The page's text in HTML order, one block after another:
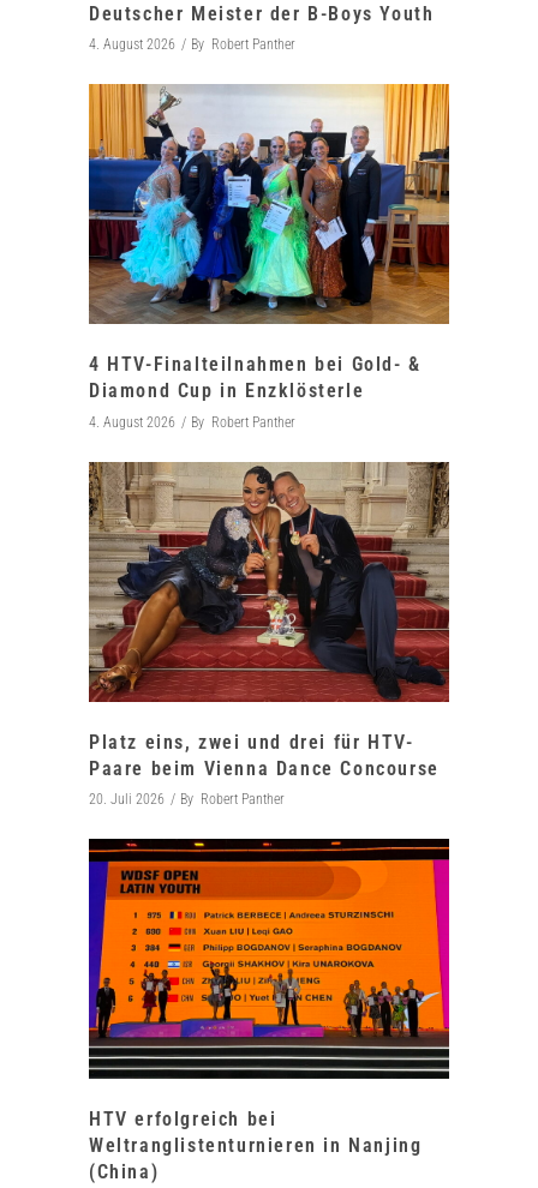
Deutscher Meister der B-Boys Youth
4. August 2026 By Robert Panther
4 HTV-Finalteilnahmen bei Gold- &
Diamond Cup in Enzklösterle
4. August 2026 By Robert Panther
Platz eins, zwei und drei für HTV-
Paare beim Vienna Dance Concourse
20. Juli 2026 By Robert Panther
HTV erfolgreich bei
Weltranglistenturnieren in Nanjing
(China)